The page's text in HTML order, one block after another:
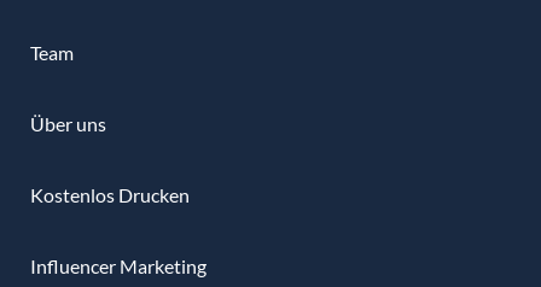
Team
Über uns
Kostenlos Drucken
Influencer Marketing